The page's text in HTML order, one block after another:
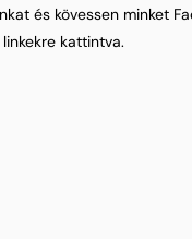
és kövessen minket
kattintva.